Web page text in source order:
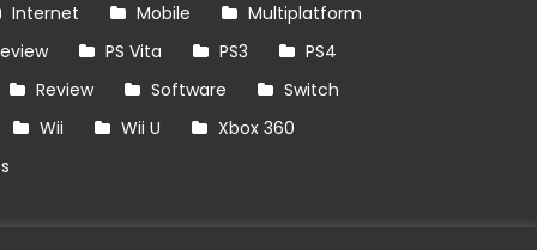
Internet Mobile
Multiplatform
PS Vita PS3
PS4
Review Software
Switch
Wii Wii U
Xbox 360